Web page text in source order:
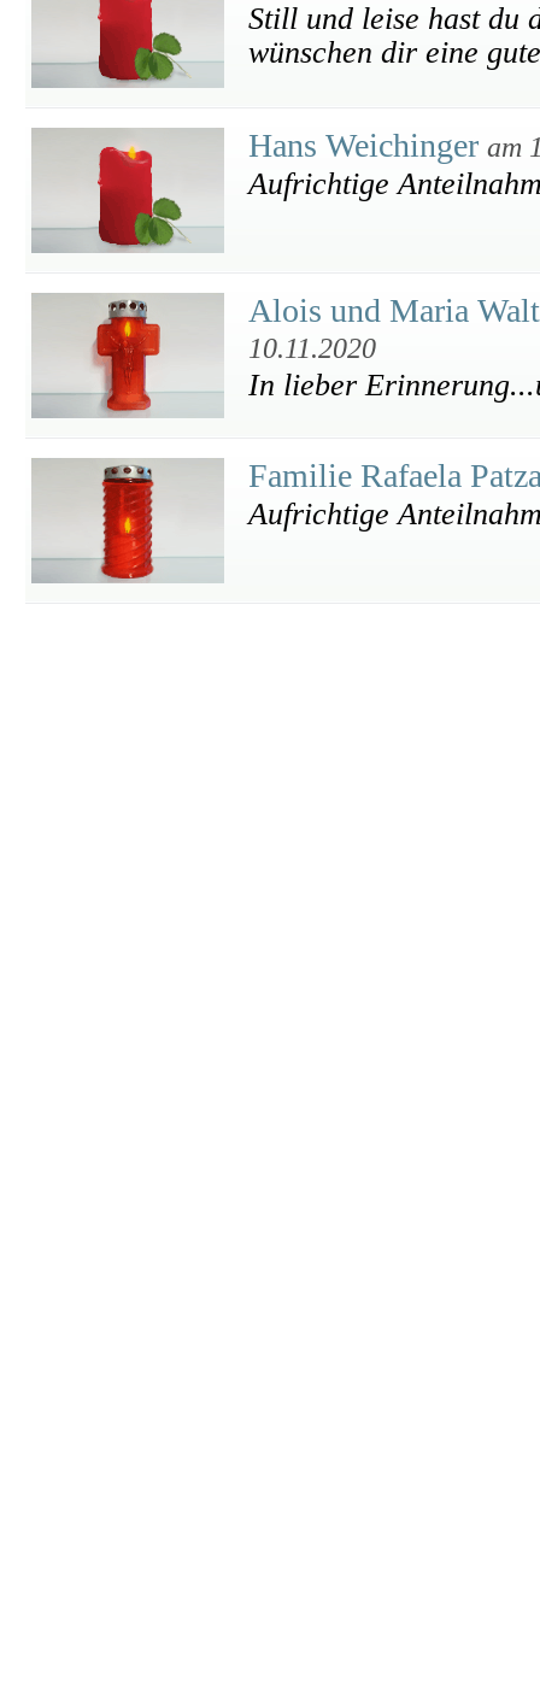
Still und leise hast du
wünschen dir eine
Hans Weichinger am
Aufrichtige
Alois und Maria
10.11.2020
In lieber
Familie Rafaela
Aufrichtige